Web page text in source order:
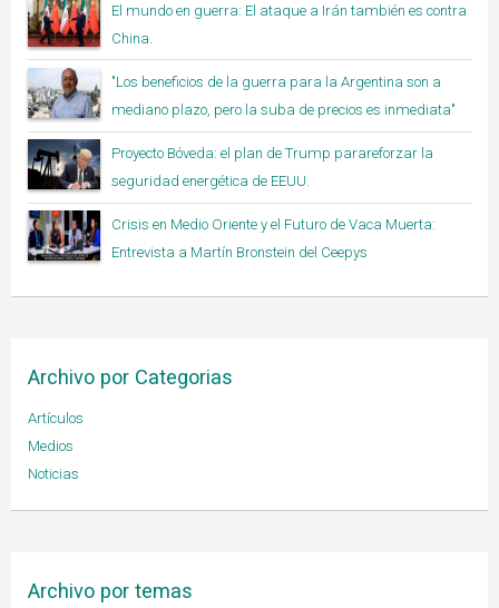
El mundo en guerra: El ataque a Irán también es contra
China.
"Los beneficios de la guerra para la Argentina son a
mediano plazo, pero la suba de precios es inmediata"
Proyecto Bóveda: el plan de Trump parareforzar la
seguridad energética de EEUU.
Crisis en Medio Oriente y el Futuro de Vaca Muerta:
Entrevista a Martín Bronstein del Ceepys
Archivo por Categorias
Artículos
Medios
Noticias
Archivo por temas